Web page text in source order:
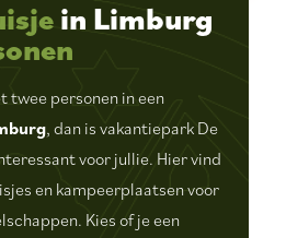
in Limburg
twee personen in een
, dan is vakantiepark De
voor jullie. Hier vind
en kampeerplaatsen voor
Kies of je een